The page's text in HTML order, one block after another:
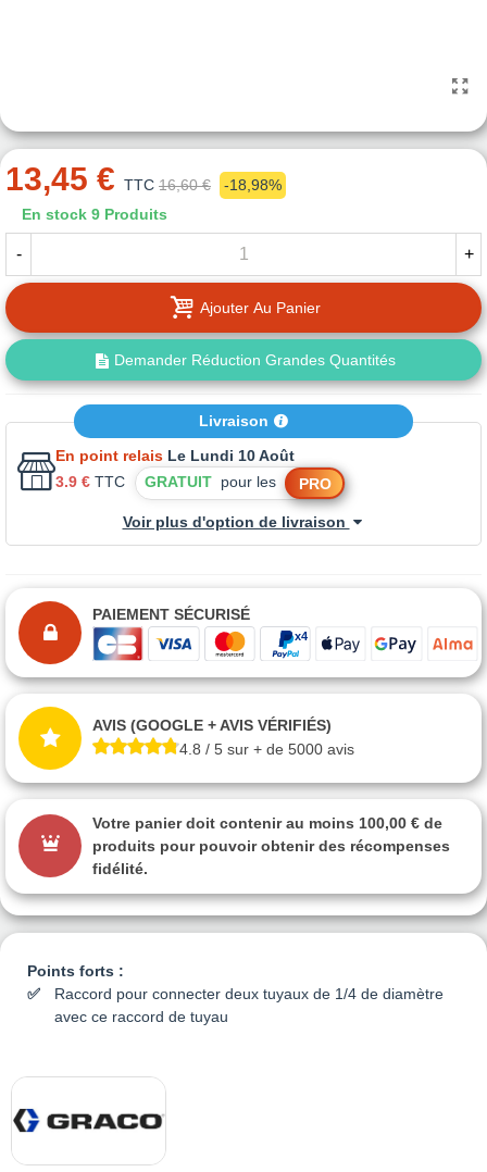
Points forts :
Raccord pour connecter deux tuyaux de 1/4 de diamètre
avec ce raccord de tuyau
13,45 € TTC 16,60 €
-18,98%
En stock 9 Produits
- +
Ajouter Au Panier
Demander Réduction Grandes Quantités
Livraison
En point relais Le Lundi 10 Août
3.9 € TTC GRATUIT pour les PRO
Voir plus d'option de livraison
PAIEMENT SÉCURISÉ
AVIS (GOOGLE + AVIS VÉRIFIÉS)
4.8 / 5 sur + de 5000 avis
Votre panier doit contenir au moins 100,00 € de
produits pour pouvoir obtenir des récompenses
fidélité.